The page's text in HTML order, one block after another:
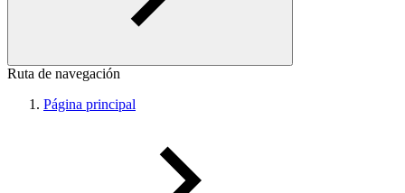
Ruta de navegación
Página principal